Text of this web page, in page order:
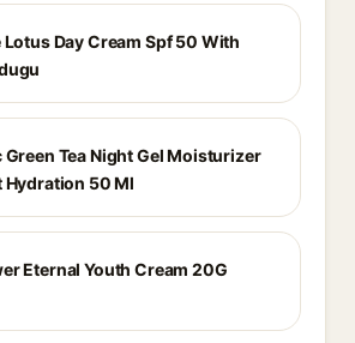
Day Cream Spf 50 With
Tea Night Gel Moisturizer
Hydration 50 Ml
Eternal Youth Cream 20G